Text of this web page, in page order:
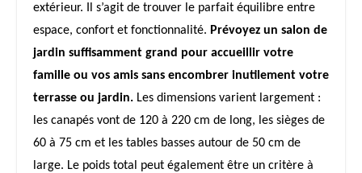
extérieur. Il s’agit de trouver le parfait équilibre entre
espace, confort et fonctionnalité. Prévoyez un salon de
jardin suffisamment grand pour accueillir votre
famille ou vos amis sans encombrer inutilement votre
terrasse ou jardin. Les dimensions varient largement :
les canapés vont de 120 à 220 cm de long, les sièges de
60 à 75 cm et les tables basses autour de 50 cm de
large. Le poids total peut également être un critère à